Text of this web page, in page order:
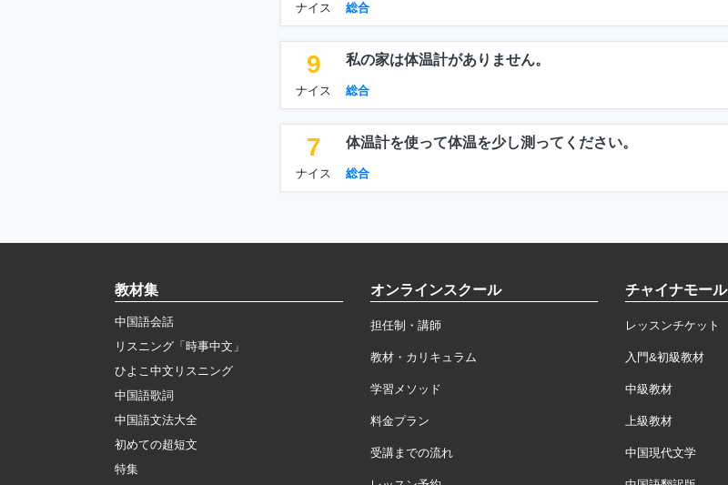
ナイス 総合
9
ナイス
私の家は体温計がありません。
総合
7
ナイス
体温計を使って体温を少し測ってください。
総合
教材集
中国語会話
リスニング「時事中文」
ひよこ中文リスニング
中国語歌詞
中国語文法大全
初めての超短文
特集
オンラインスクール
担任制・講師
教材・カリキュラム
学習メソッド
料金プラン
受講までの流れ
チャイナモール
レッスンチケット
入門&初級教材
中級教材
上級教材
中国現代文学